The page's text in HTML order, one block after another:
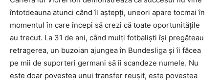
întotdeauna atunci când îl aștepți, uneori apare tocmai în
momentul în care începi să crezi că toate oportunitățile
au trecut. La 31 de ani, când mulți fotbaliști își pregăteau
retragerea, un buzoian ajungea în Bundesliga și îi făcea
pe mii de suporteri germani să îi scandeze numele. Nu
este doar povestea unui transfer reușit, este povestea